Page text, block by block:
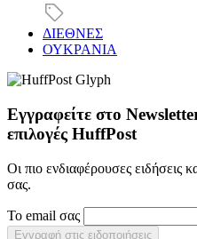
ΔΙΕΘΝΕΣ
ΟΥΚΡΑΝΙΑ
Εγγραφείτε στο
επιλογές HuffPost
Οι πιο ενδιαφέρουσες ειδήσεις
σας.
Το email σας
Εγγραφή στις ειδοποιήσεις